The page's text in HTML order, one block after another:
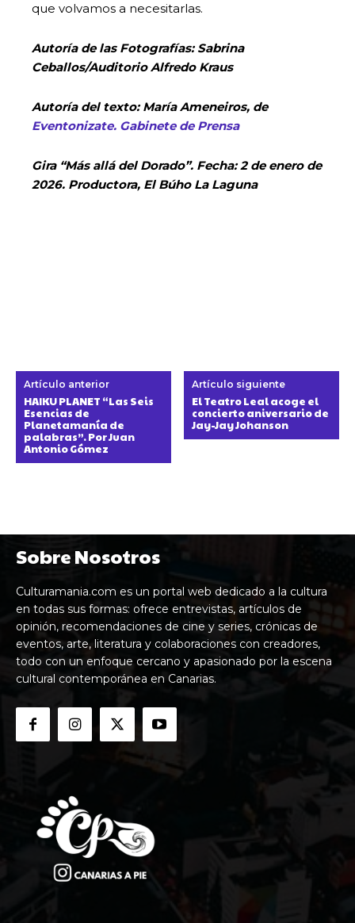
que volvamos a necesitarlas.
Autoría de las Fotografías: Sabrina
Ceballos/Auditorio Alfredo Kraus
Autoría del texto: María Ameneiros, de
Eventonizate. Gabinete de Prensa
Gira “Más allá del Dorado”. Fecha: 2 de enero de
2026. Productora, El Búho La Laguna
Artículo anterior
HAIKU PLANET “Las Seis
Esencias de
Planetamanía de
palabras”. Por Juan
Antonio Gómez
Artículo siguiente
El Teatro Leal acoge el
concierto aniversario de
Jay-Jay Johanson
Sobre Nosotros
Culturamania.com es un portal web dedicado a la cultura
en todas sus formas: ofrece entrevistas, artículos de
opinión, recomendaciones de cine y series, crónicas de
eventos, arte, literatura y colaboraciones con creadores,
todo con un enfoque cercano y apasionado por la escena
cultural contemporánea en Canarias.